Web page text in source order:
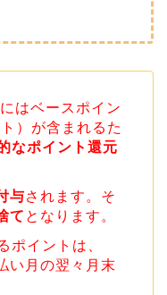
はベースポイン
）が含まれるた
なポイント還元
与されます。そ
て となります。
ポイントは、
い月の翌々月末